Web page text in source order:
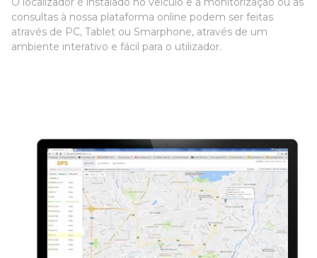
consultas à nossa plataforma online podem ser feitas
através de PC, Tablet ou Smarphone, através de um
ambiente interativo e fácil para o utilizador.